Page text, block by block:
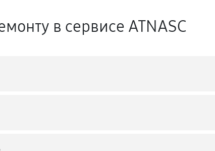
в сервисе ATNASC